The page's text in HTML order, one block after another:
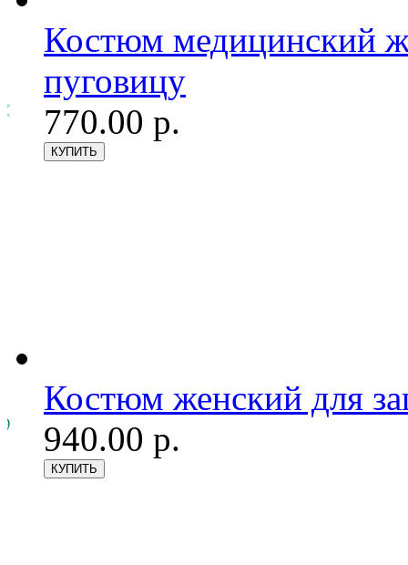
Костюм медицинский
пуговицу
770.00 р.
Костюм женский для
940.00 р.